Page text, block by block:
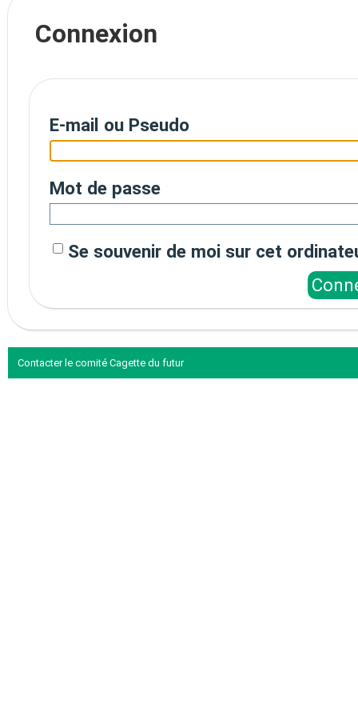
Connexion
E-mail ou Pseudo
Mot de passe
Se souvenir de moi sur cet
Contacter le comité Cagette du futur